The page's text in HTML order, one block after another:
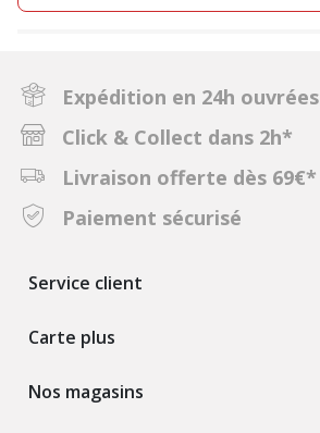
Expédition en 24h ouvrées
Click & Collect dans 2h*
Livraison offerte dès 69€*
Paiement sécurisé
Service client
Carte plus
Nos magasins